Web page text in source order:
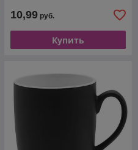
10,99 руб.
Купить